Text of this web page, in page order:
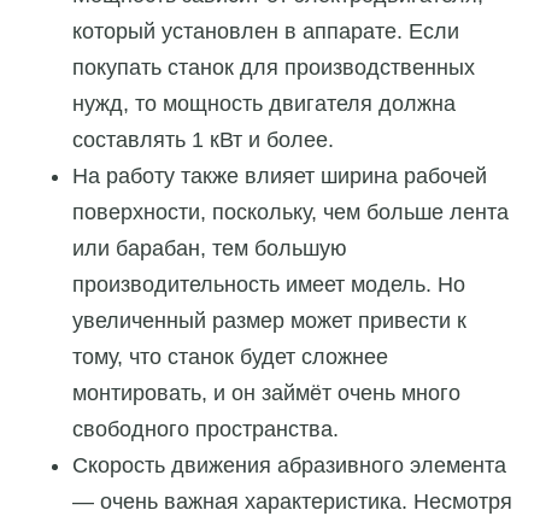
который установлен в аппарате. Если
покупать станок для производственных
нужд, то мощность двигателя должна
составлять 1 кВт и более.
На работу также влияет ширина рабочей
поверхности, поскольку, чем больше лента
или барабан, тем большую
производительность имеет модель. Но
увеличенный размер может привести к
тому, что станок будет сложнее
монтировать, и он займёт очень много
свободного пространства.
Скорость движения абразивного элемента
— очень важная характеристика. Несмотря